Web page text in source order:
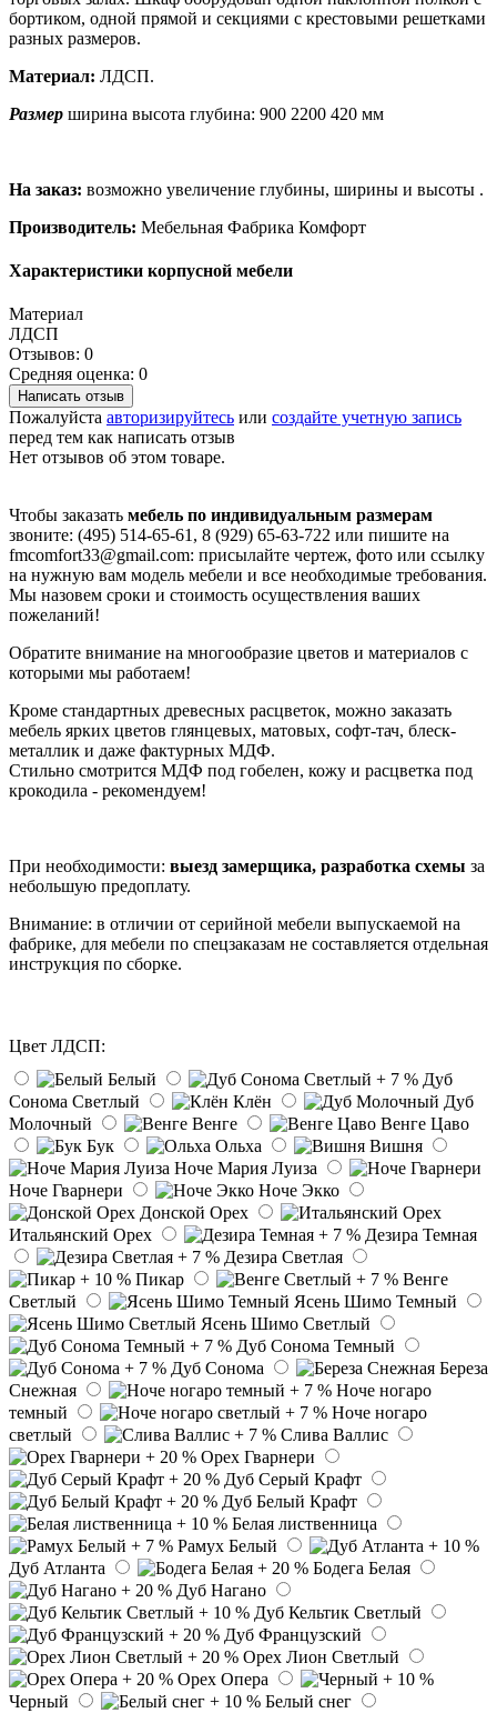
бортиком, одной прямой и секциями с крестовыми решетками
разных размеров.
Материал: ЛДСП.
Размер ширина высота глубина: 900 2200 420 мм
На заказ: возможно увеличение глубины, ширины и высоты .
Производитель: Мебельная Фабрика Комфорт
Характеристики корпусной мебели
Материал
ЛДСП
Отзывов: 0
Средняя оценка: 0
Написать отзыв
Пожалуйста авторизируйтесь или создайте учетную запись
перед тем как написать отзыв
Нет отзывов об этом товаре.
Чтобы заказать мебель по индивидуальным размерам
звоните: (495) 514-65-61, 8 (929) 65-63-722 или пишите на
fmcomfort33@gmail.com: присылайте чертеж, фото или ссылку
на нужную вам модель мебели и все необходимые требования.
Мы назовем сроки и стоимость осуществления ваших
пожеланий!
Обратите внимание на многообразие цветов и материалов с
которыми мы работаем!
Кроме стандартных древесных расцветок, можно заказать
мебель ярких цветов глянцевых, матовых, софт-тач, блеск-
металлик и даже фактурных МДФ.
Стильно смотрится МДФ под гобелен, кожу и расцветка под
крокодила - рекомендуем!
При необходимости: выезд замерщика, разработка схемы за
небольшую предоплату.
Внимание: в отличии от серийной мебели выпускаемой на
фабрике, для мебели по спецзаказам не составляется отдельная
инструкция по сборке.
Цвет ЛДСП:
Белый
Дуб
Сонома Светлый
Клён
Дуб
Молочный
Венге
Венге Цаво
Бук
Ольха
Вишня
Ноче Мария Луиза
Ноче Гварнери
Ноче Экко
Донской Орех
Итальянский Орех
Дезира Темная
Дезира Светлая
Пикар
Венге
Светлый
Ясень Шимо Темный
Ясень Шимо Светлый
Дуб Сонома Темный
Дуб Сонома
Береза
Снежная
Ноче ногаро
темный
Ноче ногаро
светлый
Слива Валлис
Орех Гварнери
Дуб Серый Крафт
Дуб Белый Крафт
Белая лиственница
Рамух Белый
Дуб Атланта
Бодега Белая
Дуб Нагано
Дуб Кельтик Светлый
Дуб Французский
Орех Лион Светлый
Орех Опера
Черный
Белый снег